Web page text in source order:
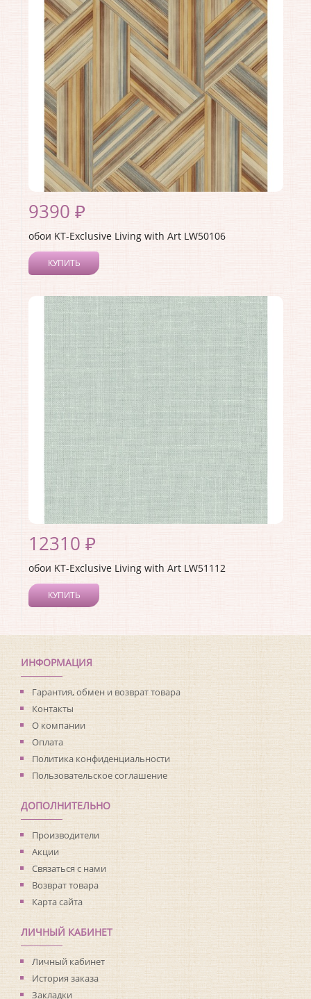
Материал покрытия:Акриловое
Страна:США
Материал основы:
Бумага
Раппорт:<>
9390 ₽
обои KT-Exclusive Living with Art LW50106
КУПИТЬ
Коллекция:Living with Art
Длина рулона: 8.23
Ширина рулона:
0.68
Материал покрытия:
Акриловое
Страна: США
Материал основы:Бумага
Раппорт:60
12310 ₽
обои KT-Exclusive Living with Art LW51112
КУПИТЬ
Длина рулона:
8.23
Ширина рулона: 0.68
Материал покрытия:Виниловое
Страна:США
Материал основы:
Флизелин
Раппорт:<>
ИНФОРМАЦИЯ
Гарантия, обмен и возврат товара
Контакты
О компании
Оплата
Политика конфиденциальности
Пользовательское соглашение
ДОПОЛНИТЕЛЬНО
Производители
Акции
Связаться с нами
Возврат товара
Карта сайта
ЛИЧНЫЙ КАБИНЕТ
Личный кабинет
История заказа
Закладки